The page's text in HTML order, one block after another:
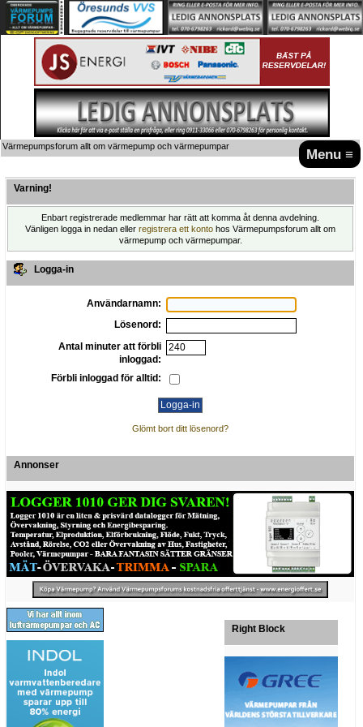
Menu ≡
Värmepumpsforum allt om värmepump och värmepumpar
Varning!
Enbart registrerade medlemmar har rätt att komma åt denna avdelning.
Vänligen logga in nedan eller registrera ett konto hos Värmepumpsforum allt om
värmepump och värmepumpar.
Logga-in
Användarnamn:
Lösenord:
Antal minuter att förbli
inloggad:
Förbli inloggad för alltid:
Glömt bort ditt lösenord?
Annonser
Right Block